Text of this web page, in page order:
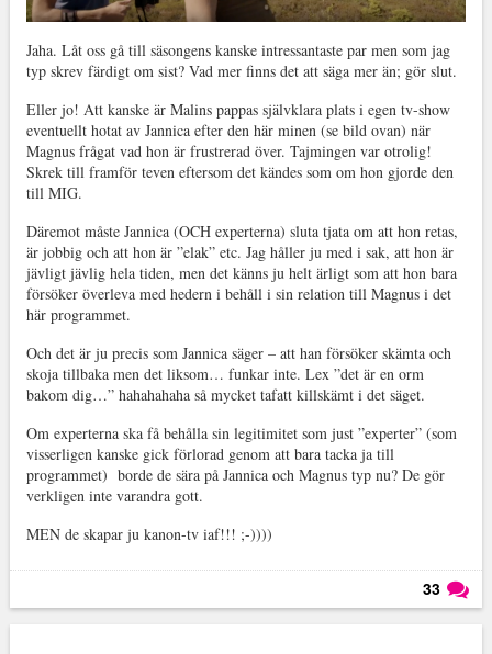
Jaha. Låt oss gå till säsongens kanske intressantaste par men som jag
typ skrev färdigt om sist? Vad mer finns det att säga mer än; gör slut.
Eller jo! Att kanske är Malins pappas självklara plats i egen tv-show
eventuellt hotat av Jannica efter den här minen (se bild ovan) när
Magnus frågat vad hon är frustrerad över. Tajmingen var otrolig!
Skrek till framför teven eftersom det kändes som om hon gjorde den
till MIG.
Däremot måste Jannica (OCH experterna) sluta tjata om att hon retas,
är jobbig och att hon är ”elak” etc. Jag håller ju med i sak, att hon är
jävligt jävlig hela tiden, men det känns ju helt ärligt som att hon bara
försöker överleva med hedern i behåll i sin relation till Magnus i det
här programmet.
Och det är ju precis som Jannica säger – att han försöker skämta och
skoja tillbaka men det liksom… funkar inte. Lex ”det är en orm
bakom dig…” hahahahaha så mycket tafatt killskämt i det säget.
Om experterna ska få behålla sin legitimitet som just ”experter” (som
visserligen kanske gick förlorad genom att bara tacka ja till
programmet) borde de sära på Jannica och Magnus typ nu? De gör
verkligen inte varandra gott.
MEN de skapar ju kanon-tv iaf!!! ;-))))
33